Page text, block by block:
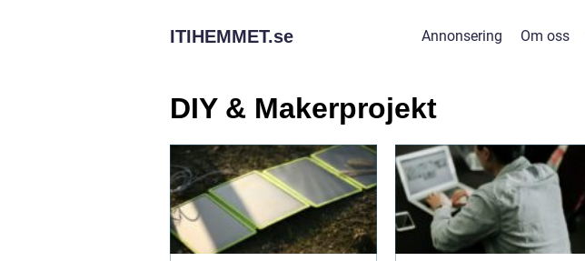
ITIHEMMET.se Annonsering Om oss
DIY & Makerprojekt